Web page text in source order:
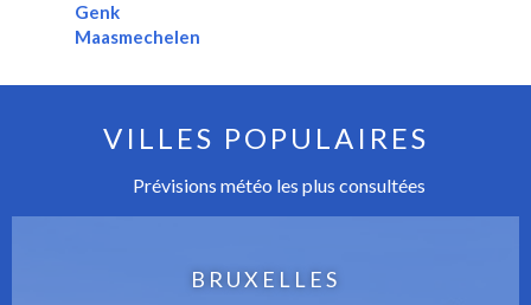
Genk
Maasmechelen
VILLES POPULAIRES
Prévisions météo les plus consultées
BRUXELLES